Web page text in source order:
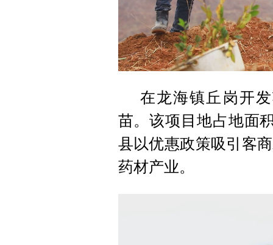
在龙海镇丘岗开
苗。该项目地占地面
县以优惠政策吸引客
药材产业。